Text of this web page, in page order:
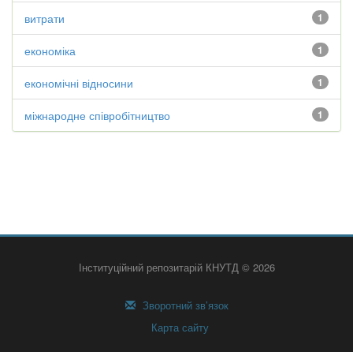
1
витрати
1
економіка
1
економічні відносини
1
міжнародне співробітництво
Інституційний репозитарій КНУТД © 2026
Зворотний зв’язок
Карта сайту